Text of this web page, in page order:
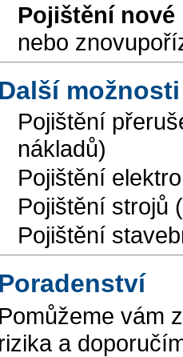
Pojištění
nebo
Další možnosti
Pojištění
nákladů)
Pojištění
Pojištění strojů
Pojištění
Poradenství
Pomůžeme vám
rizika a